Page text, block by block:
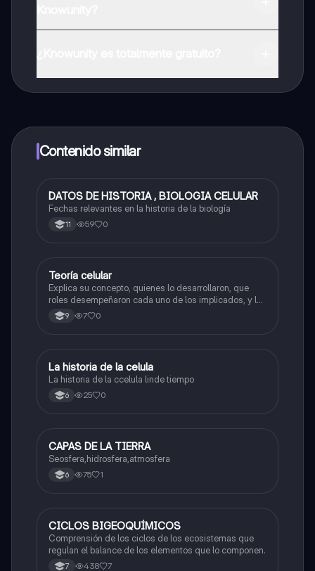
a determinadas funciones.
Contenido similar
Biologia
DATOS DE HISTORIA , BIOLOGIA CELULAR
Fechas relevantes en la historia de la biología
11 59 0
Biologia
Teoría celular
Explica su concepto, quienes lo desarrollaron, que
roles desempeñaron cada uno de los implicados, y las
implicaciones de esta teoria
9 7 0
Biologia
La historia de la celula
La historia de la ccelula linde tiempo
6 25 0
Biologia
CAPAS DE LA TIERRA
Seosfera,hidrosfera,atmosfera
6 75 1
Biologia
CICLOS BIGEOQUÍMICOS
Comprensión de los ciclos de los ecosistemas que
regulan el balance de los elementos que lo componen.
7 438 7